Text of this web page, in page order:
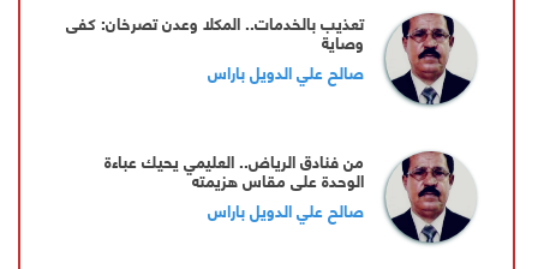
تعذيب بالخدمات.. المكلا وعدن تصرخان: كفى
وصاية
صالح علي الدويل باراس
من فنادق الرياض.. العليمي يحيك عباءة
الوحدة على مقاس هزيمته
صالح علي الدويل باراس